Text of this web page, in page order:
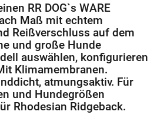
RR DOG`s WARE
Maß mit echtem
Reißverschluss auf dem
und große Hunde
auswählen, konfigurieren
Klimamembranen.
atmungsaktiv. Für
und Hundegrößen
Rhodesian Ridgeback.